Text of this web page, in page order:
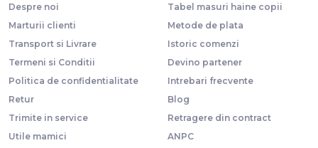
Despre noi
Marturii clienti
Transport si Livrare
Termeni si Conditii
Politica de confidentialitate
Retur
Trimite in service
Utile mamici
Tabel masuri haine copii
Metode de plata
Istoric comenzi
Devino partener
Intrebari frecvente
Blog
Retragere din contract
ANPC